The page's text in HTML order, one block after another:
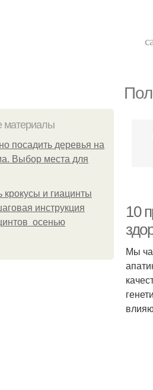
материалы
посадить деревья на
Выбор места для
крокусы и гиацинты
инструкция
осенью
10
Мы